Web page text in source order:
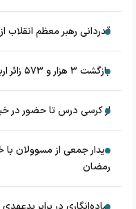
قدردانی رهبر معظم انقلاب
بازگشت ۳ هزار و ۵۷۳ زائر اربعین به لرستان
از کرسی درس تا حضور در
دیدار جمعی از مسوولان
رمضان